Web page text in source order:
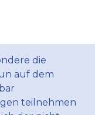
die
auf dem
teilnehmen